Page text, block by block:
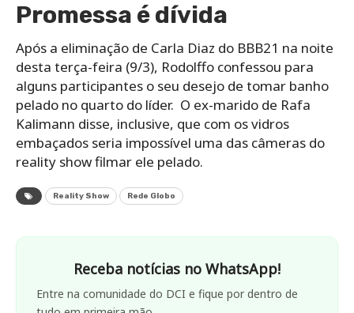
Promessa é dívida
Após a eliminação de Carla Diaz do BBB21 na noite
desta terça-feira (9/3), Rodolffo confessou para
alguns participantes o seu desejo de tomar banho
pelado no quarto do líder. O ex-marido de Rafa
Kalimann disse, inclusive, que com os vidros
embaçados seria impossível uma das câmeras do
reality show filmar ele pelado.
Reality Show Rede Globo
Receba notícias no WhatsApp!
Entre na comunidade do DCI e fique por dentro de